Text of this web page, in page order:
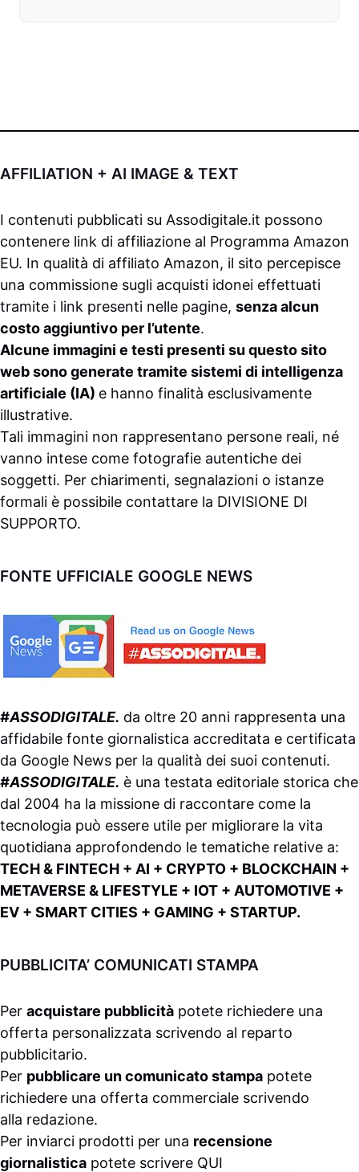
AFFILIATION + AI IMAGE & TEXT
I contenuti pubblicati su Assodigitale.it possono
contenere link di affiliazione al Programma Amazon
EU. In qualità di affiliato Amazon, il sito percepisce
una commissione sugli acquisti idonei effettuati
tramite i link presenti nelle pagine, senza alcun
costo aggiuntivo per l’utente.
Alcune immagini e testi presenti su questo sito
web sono generate tramite sistemi di intelligenza
artificiale (IA) e hanno finalità esclusivamente
illustrative.
Tali immagini non rappresentano persone reali, né
vanno intese come fotografie autentiche dei
soggetti. Per chiarimenti, segnalazioni o istanze
formali è possibile contattare la DIVISIONE DI
SUPPORTO.
FONTE UFFICIALE GOOGLE NEWS
#ASSODIGITALE. da oltre 20 anni rappresenta una
affidabile fonte giornalistica accreditata e certificata
da Google News per la qualità dei suoi contenuti.
#ASSODIGITALE. è una testata editoriale storica che
dal 2004 ha la missione di raccontare come la
tecnologia può essere utile per migliorare la vita
quotidiana approfondendo le tematiche relative a:
TECH & FINTECH + AI + CRYPTO + BLOCKCHAIN +
METAVERSE & LIFESTYLE + IOT + AUTOMOTIVE +
EV + SMART CITIES + GAMING + STARTUP.
PUBBLICITA’ COMUNICATI STAMPA
Per acquistare pubblicità potete richiedere una
offerta personalizzata scrivendo al reparto
pubblicitario.
Per pubblicare un comunicato stampa potete
richiedere una offerta commerciale scrivendo
alla redazione.
Per inviarci prodotti per una recensione
giornalistica potete scrivere QUI